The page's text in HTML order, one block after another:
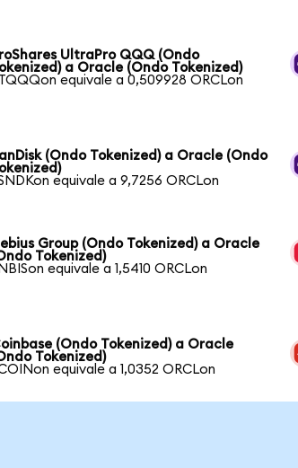
UltraPro QQQ (Ondo
a Oracle (Ondo Tokenized)
equivale a 0,509928 ORCLon
(Ondo Tokenized) a Oracle (Ondo
equivale a 9,7256 ORCLon
Group (Ondo Tokenized) a Oracle
Tokenized)
equivale a 1,5410 ORCLon
(Ondo Tokenized) a Oracle
Tokenized)
equivale a 1,0352 ORCLon